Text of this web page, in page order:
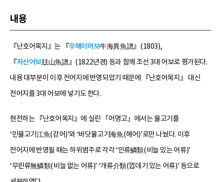
내용
『난호어목지』는 『우해이어보牛海異魚譜』(1803),
『자산어보玆山魚譜』(1822년경) 등과 함께 조선 3대 어보로 평가된다.
내용 대부분이 이후 전어지에 반영되었기 때문에 『난호어목지』 대신
전어지를 3대 어보에 넣기도 한다.
현전하는 『난호어목지』에 실린 「어명고」에서는 물고기를
‘민물고기江魚(강어)’와 ‘바닷물고기海魚(해어)’로만 나눴다. 이후
전어지에 반영될 때는 하위범주로 각각 ‘인류鱗類(비늘 있는 어류)’
‘무린류無鱗類(비늘 없는 어류)’ ‘개류介類(껍데기 있는 어류)’ 등으로